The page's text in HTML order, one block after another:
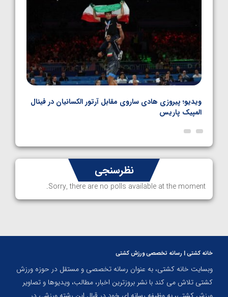
ویدیو؛ پیروزی هادی ساروی مقابل آرتور الکسانیان در فینال
المپیک پاریس
نظرسنجی
Sorry, there are no polls available at the moment.
خانه کشتی | رسانه تخصصی ورزش کشتی
وبسایت خانه کشتی، به عنوان رسانه تخصصی و مستقل در حوزه ورزش
کشتی تلاش می کند با نشر بروزترین اخبار، مطالب، ویدیوها و تصاویر